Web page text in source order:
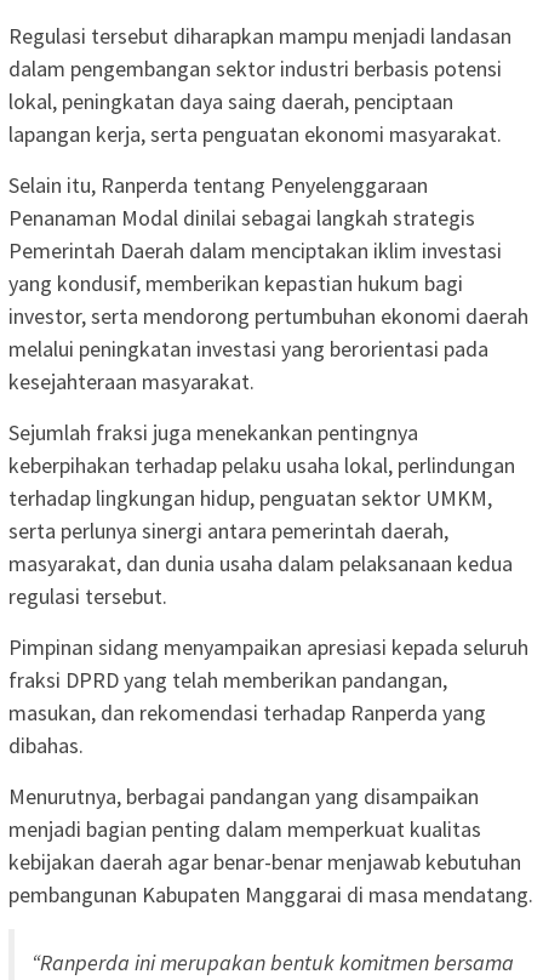
Regulasi tersebut diharapkan mampu menjadi landasan
dalam pengembangan sektor industri berbasis potensi
lokal, peningkatan daya saing daerah, penciptaan
lapangan kerja, serta penguatan ekonomi masyarakat.
Selain itu, Ranperda tentang Penyelenggaraan
Penanaman Modal dinilai sebagai langkah strategis
Pemerintah Daerah dalam menciptakan iklim investasi
yang kondusif, memberikan kepastian hukum bagi
investor, serta mendorong pertumbuhan ekonomi daerah
melalui peningkatan investasi yang berorientasi pada
kesejahteraan masyarakat.
Sejumlah fraksi juga menekankan pentingnya
keberpihakan terhadap pelaku usaha lokal, perlindungan
terhadap lingkungan hidup, penguatan sektor UMKM,
serta perlunya sinergi antara pemerintah daerah,
masyarakat, dan dunia usaha dalam pelaksanaan kedua
regulasi tersebut.
Pimpinan sidang menyampaikan apresiasi kepada seluruh
fraksi DPRD yang telah memberikan pandangan,
masukan, dan rekomendasi terhadap Ranperda yang
dibahas.
Menurutnya, berbagai pandangan yang disampaikan
menjadi bagian penting dalam memperkuat kualitas
kebijakan daerah agar benar-benar menjawab kebutuhan
pembangunan Kabupaten Manggarai di masa mendatang.
“Ranperda ini merupakan bentuk komitmen bersama